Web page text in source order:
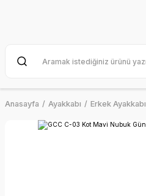
Anasayfa Ayakkabı Erkek Ayakkabı